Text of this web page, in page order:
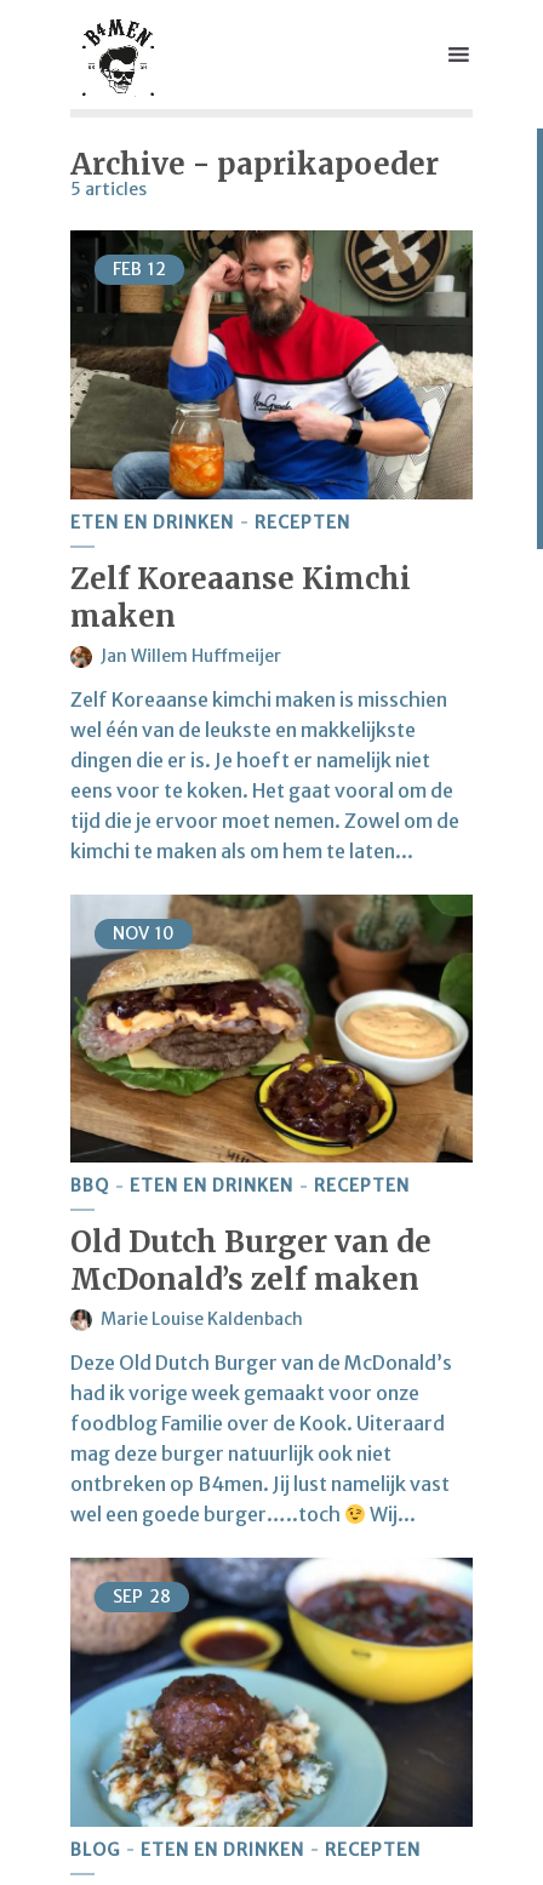
Archive - paprikapoeder
5 articles
FEB 12
ETEN EN DRINKEN RECEPTEN
Zelf Koreaanse Kimchi
maken
Jan Willem Huffmeijer
Zelf Koreaanse kimchi maken is misschien
wel één van de leukste en makkelijkste
dingen die er is. Je hoeft er namelijk niet
eens voor te koken. Het gaat vooral om de
tijd die je ervoor moet nemen. Zowel om de
kimchi te maken als om hem te laten...
NOV 10
BBQ ETEN EN DRINKEN RECEPTEN
Old Dutch Burger van de
McDonald’s zelf maken
Marie Louise Kaldenbach
Deze Old Dutch Burger van de McDonald’s
had ik vorige week gemaakt voor onze
foodblog Familie over de Kook. Uiteraard
mag deze burger natuurlijk ook niet
ontbreken op B4men. Jij lust namelijk vast
wel een goede burger…..toch
Wij...
SEP 28
BLOG ETEN EN DRINKEN RECEPTEN